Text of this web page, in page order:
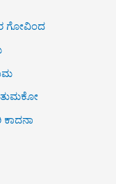
ಗೋವಿಂದ
ತುಮಕೋ
ಕಾದನಾ